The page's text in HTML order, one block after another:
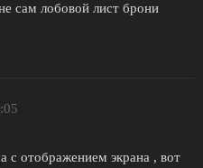
сам лобовой лист брони
с отображением экрана , вот